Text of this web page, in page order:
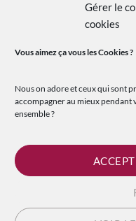
Gérer le
cookies
Vous aimez ça vous lesCookies ?
Nous on adore et ceux qui sont
accompagner au mieux pendant
ensemble ?
ÊTRE PUBLIÉE CHEZ
Vous êtes un.e auteur.e
ouverte où le travail et
☞